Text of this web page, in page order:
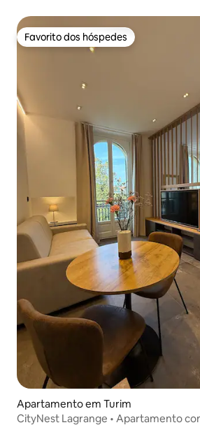
Favorito dos hóspedes
Favorito dos hóspedes
Apartamento em Turim
CityNest Lagrange • Apartamento